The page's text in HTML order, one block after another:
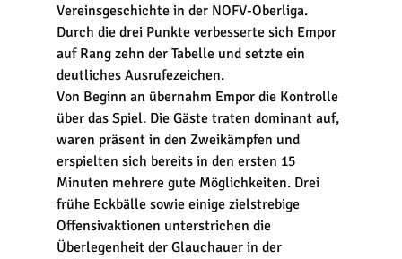
Vereinsgeschichte in der NOFV-Oberliga.
Durch die drei Punkte verbesserte sich Empor
auf Rang zehn der Tabelle und setzte ein
deutliches Ausrufezeichen.
Von Beginn an übernahm Empor die Kontrolle
über das Spiel. Die Gäste traten dominant auf,
waren präsent in den Zweikämpfen und
erspielten sich bereits in den ersten 15
Minuten mehrere gute Möglichkeiten. Drei
frühe Eckbälle sowie einige zielstrebige
Offensivaktionen unterstrichen die
Überlegenheit der Glauchauer in der